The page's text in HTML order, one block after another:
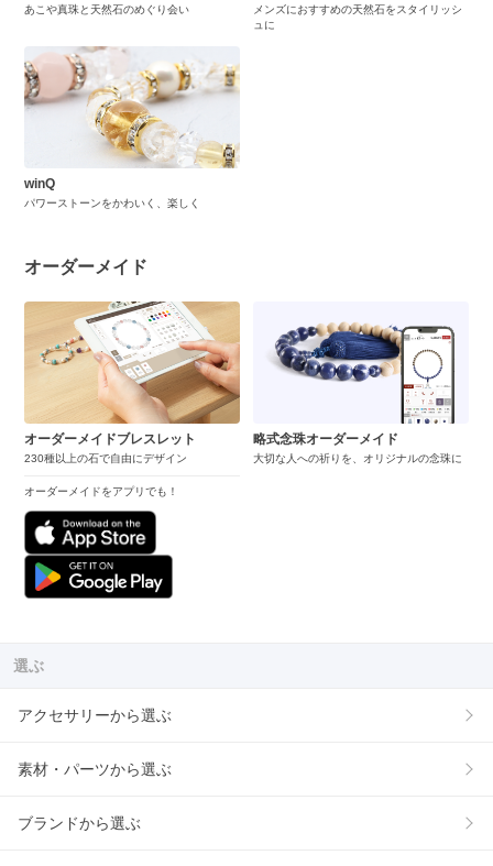
あこや真珠と天然石のめぐり会い
メンズにおすすめの天然石をスタイリッシ
ュに
winQ
パワーストーンをかわいく、楽しく
オーダーメイド
オーダーメイドブレスレット
230種以上の石で自由にデザイン
オーダーメイドをアプリでも！
略式念珠オーダーメイド
大切な人への祈りを、オリジナルの念珠に
選ぶ
アクセサリーから選ぶ
素材・パーツから選ぶ
ブランドから選ぶ